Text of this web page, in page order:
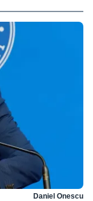
Daniel Onescu